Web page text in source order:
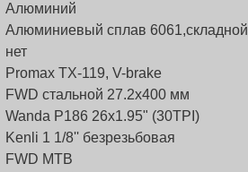
Алюминий
Алюминиевый сплав 6061,складной
нет
Promax TX-119, V-brake
FWD стальной 27.2x400 мм
Wanda P186 26x1.95" (30TPI)
Kenli 1 1/8'' безрезьбовая
FWD MTB